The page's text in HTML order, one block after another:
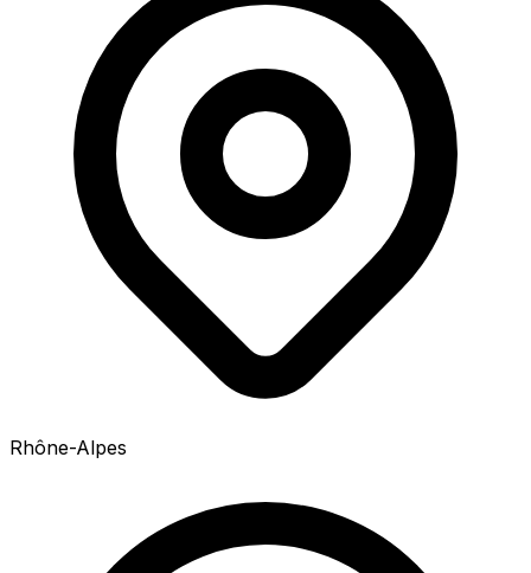
Rhône-Alpes